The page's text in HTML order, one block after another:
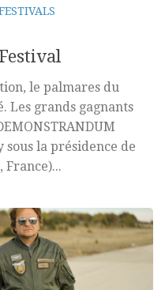
le palmares du
Les grands gagnants
la présidence de
France)...